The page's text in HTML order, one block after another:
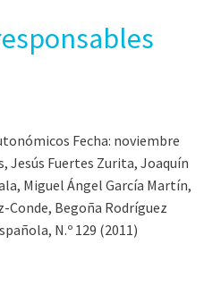
Fecha: noviembre
Jesús Fuertes Zurita, Joaquín
Miguel Ángel García Martín,
Conde, Begoña Rodríguez
N.º 129 (2011)